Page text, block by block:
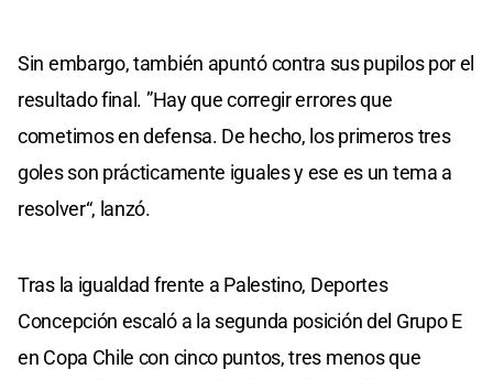
Sin embargo, también apuntó contra sus pupilos por el
resultado final. ”Hay que corregir errores que
cometimos en defensa. De hecho, los primeros tres
goles son prácticamente iguales y ese es un tema a
resolver“, lanzó.
Tras la igualdad frente a Palestino, Deportes
Concepción escaló a la segunda posición del Grupo E
en Copa Chile con cinco puntos, tres menos que